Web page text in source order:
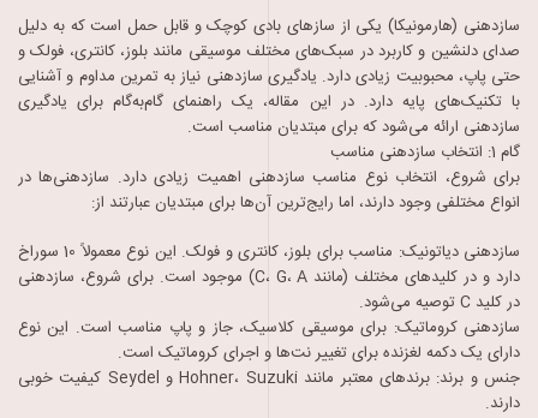
سازدهنی (هارمونیکا) یکی از سازهای بادی کوچک و قابل حمل است که به دلیل
صدای دلنشین و کاربرد در سبک‌های مختلف موسیقی مانند بلوز، کانتری، فولک و
حتی پاپ، محبوبیت زیادی دارد. یادگیری سازدهنی نیاز به تمرین مداوم و آشنایی
با تکنیک‌های پایه دارد. در این مقاله، یک راهنمای گام‌به‌گام برای یادگیری
سازدهنی ارائه می‌شود که برای مبتدیان مناسب است.
گام 1: انتخاب سازدهنی مناسب
برای شروع، انتخاب نوع مناسب سازدهنی اهمیت زیادی دارد. سازدهنی‌ها در
انواع مختلفی وجود دارند، اما رایج‌ترین آن‌ها برای مبتدیان عبارتند از:
سازدهنی دیاتونیک: مناسب برای بلوز، کانتری و فولک. این نوع معمولاً 10 سوراخ
دارد و در کلیدهای مختلف (مانند C، G، A) موجود است. برای شروع، سازدهنی
در کلید C توصیه می‌شود.
سازدهنی کروماتیک: برای موسیقی کلاسیک، جاز و پاپ مناسب است. این نوع
دارای یک دکمه لغزنده برای تغییر نت‌ها و اجرای کروماتیک است.
جنس و برند: برندهای معتبر مانند Hohner، Suzuki و Seydel کیفیت خوبی
دارند.